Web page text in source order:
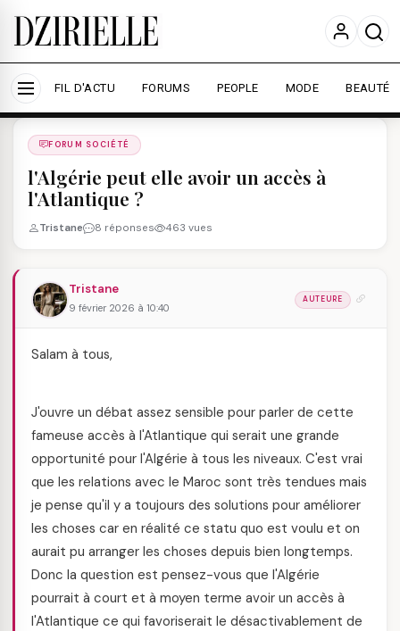
Nous utilisons des cookies pour améliorer votre
expérience et mesurer l'audience.
En savoir plus
Accepter tout Personnaliser
FIL D'ACTU FORUMS PEOPLE MODE BEAUTÉ
Forums
FORUM SOCIÉTÉ
l'Algérie peut elle avoir un accès à
l'Atlantique ?
Tristane 8 réponses 463 vues
Tristane
9 février 2026 à 10:40
AUTEURE
Salam à tous,
J'ouvre un débat assez sensible pour parler de cette
fameuse accès à l'Atlantique qui serait une grande
opportunité pour l'Algérie à tous les niveaux. C'est vrai
que les relations avec le Maroc sont très tendues mais
je pense qu'il y a toujours des solutions pour améliorer
les choses car en réalité ce statu quo est voulu et on
aurait pu arranger les choses depuis bien longtemps.
Donc la question est pensez-vous que l'Algérie
pourrait à court et à moyen terme avoir un accès à
l'Atlantique ce qui favoriserait le désactivablement de